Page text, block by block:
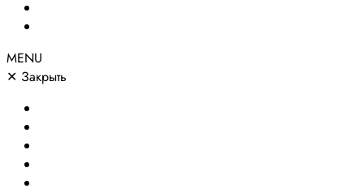
MENU
✕ Закрыть